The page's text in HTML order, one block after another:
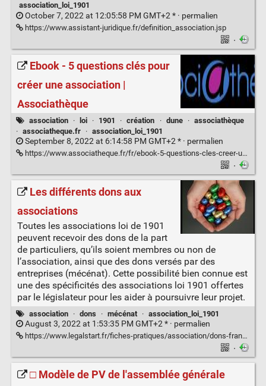
association_loi_1901
October 7, 2022 at 12:05:58 PM GMT+2 * · permalien
https://www.assistant-juridique.fr/definition_association.jsp
·
Ebook - 5 questions clés pour
créer une association |
Associathèque
association · loi · 1901 · création · dune · associathèque
· associatheque.fr · association_loi_1901
September 8, 2022 at 6:14:58 PM GMT+2 * · permalien
https://www.associatheque.fr/fr/ebook-5-questions-cles-creer-une-association.html
·
Les différents dons aux
associations
Toutes les associations loi de 1901
peuvent recevoir des dons de la part
de particuliers, qu’ils soient membres ou non de
l’association, ainsi que des dons versés par des
entreprises (mécénat). Cette possibilité bien connue est
une des spécificités des associations loi 1901 offertes
par le législateur pour les aider à poursuivre leur projet.
association · dons · mécénat · association_loi_1901
August 3, 2022 at 1:53:35 PM GMT+2 * · permalien
https://www.legalstart.fr/fiches-pratiques/association/dons-france/
·
□ Modèle de PV de l'assemblée générale